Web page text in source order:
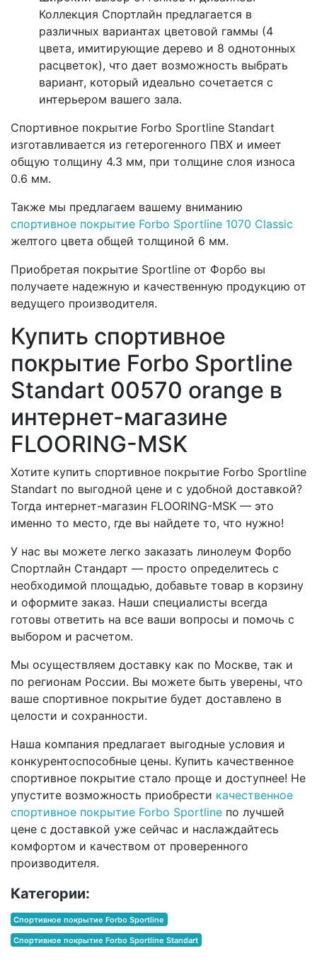
Коллекция Спортлайн предлагается в
различных вариантах цветовой гаммы (4
цвета, имитирующие дерево и 8 однотонных
расцветок), что дает возможность выбрать
вариант, который идеально сочетается с
интерьером вашего зала.
Спортивное покрытие Forbo Sportline Standart
изготавливается из гетерогенного ПВХ и имеет
общую толщину 4.3 мм, при толщине слоя износа
0.6 мм.
Также мы предлагаем вашему вниманию
спортивное покрытие Forbo Sportline 1070 Classic
желтого цвета общей толщиной 6 мм.
Приобретая покрытие Sportline от Форбо вы
получаете надежную и качественную продукцию от
ведущего производителя.
Купить спортивное
покрытие Forbo Sportline
Standart 00570 orange в
интернет-магазине
FLOORING-MSK
Хотите купить спортивное покрытие Forbo Sportline
Standart по выгодной цене и с удобной доставкой?
Тогда интернет-магазин FLOORING-MSK — это
именно то место, где вы найдете то, что нужно!
У нас вы можете легко заказать линолеум Форбо
Спортлайн Стандарт — просто определитесь с
необходимой площадью, добавьте товар в корзину
и оформите заказ. Наши специалисты всегда
готовы ответить на все ваши вопросы и помочь с
выбором и расчетом.
Мы осуществляем доставку как по Москве, так и
по регионам России. Вы можете быть уверены, что
ваше спортивное покрытие будет доставлено в
целости и сохранности.
Наша компания предлагает выгодные условия и
конкурентоспособные цены. Купить качественное
спортивное покрытие стало проще и доступнее! Не
упустите возможность приобрести качественное
спортивное покрытие Forbo Sportline по лучшей
цене с доставкой уже сейчас и наслаждайтесь
комфортом и качеством от проверенного
производителя.
Категории:
Спортивное покрытие Forbo Sportline
Спортивное покрытие Forbo Sportline Standart